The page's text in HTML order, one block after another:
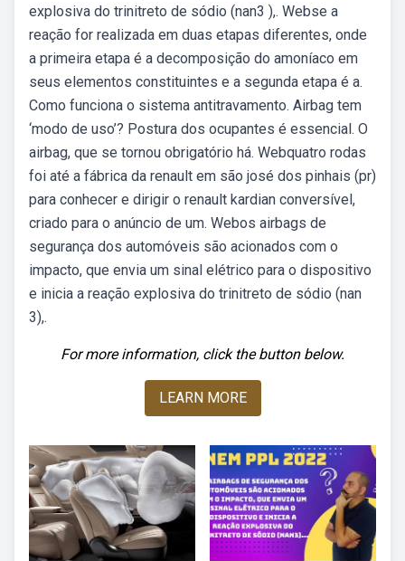
explosiva do trinitreto de sódio (nan3 ),. Webse a
reação for realizada em duas etapas diferentes, onde
a primeira etapa é a decomposição do amoníaco em
seus elementos constituintes e a segunda etapa é a.
Como funciona o sistema antitravamento. Airbag tem
‘modo de uso’? Postura dos ocupantes é essencial. O
airbag, que se tornou obrigatório há. Webquatro rodas
foi até a fábrica da renault em são josé dos pinhais (pr)
para conhecer e dirigir o renault kardian conversível,
criado para o anúncio de um. Webos airbags de
segurança dos automóveis são acionados com o
impacto, que envia um sinal elétrico para o dispositivo
e inicia a reação explosiva do trinitreto de sódio (nan
3),.
For more information, click the button below.
LEARN MORE